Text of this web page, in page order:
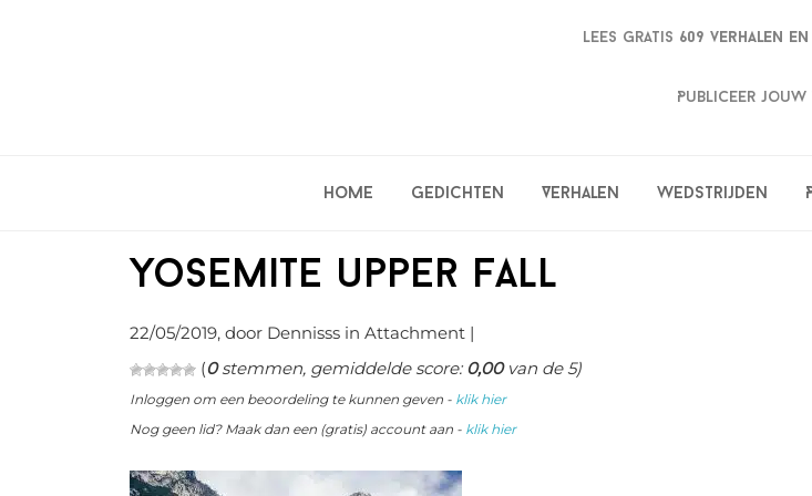
Lees gratis 609 verhalen en
Publiceer jouw
Home Gedichten Verhalen Wedstrijden
yosemite upper fall
22/05/2019, door Dennisss in Attachment |
(0stemmen, gemiddelde score:0,00van de 5)
Inloggen om een beoordeling te kunnen geven - klik hier
Nog geen lid? Maak dan een (gratis) account aan - klik hier